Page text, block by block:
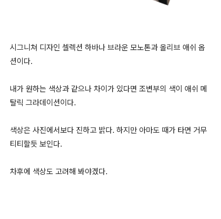
시그니쳐 디자인 셀렉션 하바나 브라운 모노톤과 올리브 애쉬 옵
션이다.
내가 원하는 색상과 같으나 차이가 있다면 조변부의 색이 애쉬 메
탈릭 그라데이션이다.
색상은 사진에서보다 진하고 밝다. 하지만 아마도 때가 타면 거무
티티할듯 보인다.
차후에 색상도 고려해 봐야겠다.